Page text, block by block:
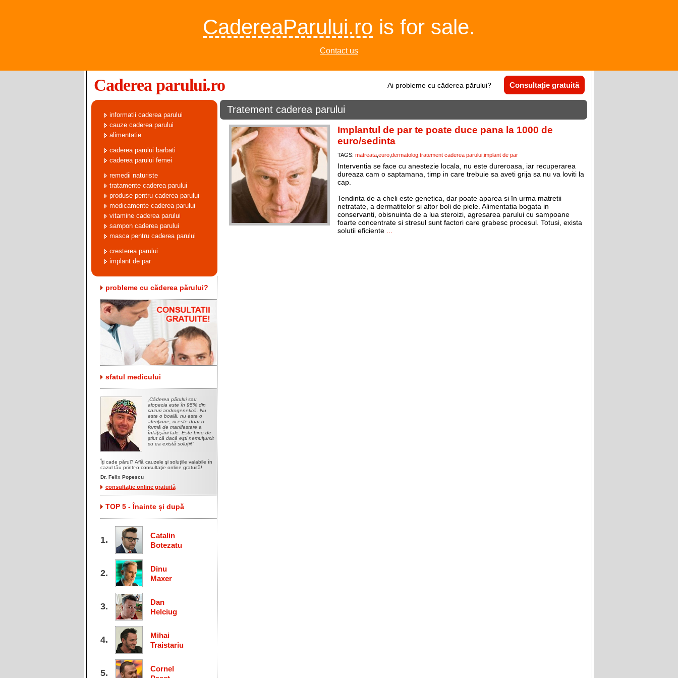
CadereaParului.ro is for sale.
Contact us
Caderea parului.ro Ai probleme cu căderea părului? Consultație gratuită
Tratement caderea parului
Implantul de par te poate duce pana la 1000 de
euro/sedinta
TAGS: matreata euro dermatolog tratement caderea parului implant de par
Interventia se face cu anestezie locala, nu este dureroasa, iar recuperarea
dureaza cam o saptamana, timp in care trebuie sa aveti grija sa nu va loviti la
cap.
Tendinta de a cheli este genetica, dar poate aparea si în urma matretii
netratate, a dermatitelor si altor boli de piele. Alimentatia bogata in
conservanti, obisnuinta de a lua steroizi, agresarea parului cu sampoane
foarte concentrate si stresul sunt factori care grabesc procesul. Totusi, exista
solutii eficiente
informatii caderea parului
cauze caderea parului
alimentatie
caderea parului barbati
caderea parului femei
remedii naturiste
tratamente caderea parului
produse pentru caderea parului
medicamente caderea parului
vitamine caderea parului
sampon caderea parului
masca pentru caderea parului
cresterea parului
implant de par
probleme cu căderea părului?
sfatul medicului
Căderea părului sau
alopecia este în 95% din
cazuri androgenetică. Nu
este o boală, nu este o
afecţiune, ci este doar o
formă de manifestare a
înfăţişării tale. Este bine de
ştiut că dacă eşti nemulţumit
cu ea există soluţii!
Îţi cade părul? Află cauzele şi soluţiile valabile în
cazul tău printr-o consultaţie online gratuită!
Dr. Felix Popescu
consultație online gratuită
TOP 5 - Înainte și după
Catalin
Botezatu
Dinu
Maxer
Dan
Helciug
Mihai
Traistariu
Cornel